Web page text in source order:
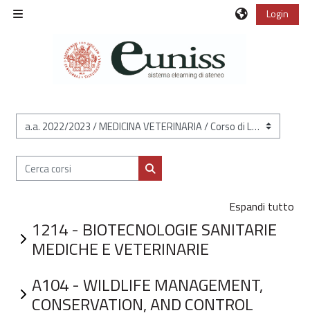
Vai al contenuto principale
Login
Categorie di corso
Cerca corsi
Cerca corsi
Espandi tutto
1214 - BIOTECNOLOGIE SANITARIE
MEDICHE E VETERINARIE
A104 - WILDLIFE MANAGEMENT,
CONSERVATION, AND CONTROL